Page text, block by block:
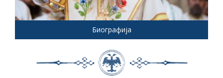
Биографија